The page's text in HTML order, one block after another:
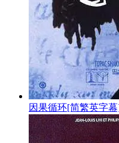
因果循环[简繁英字幕